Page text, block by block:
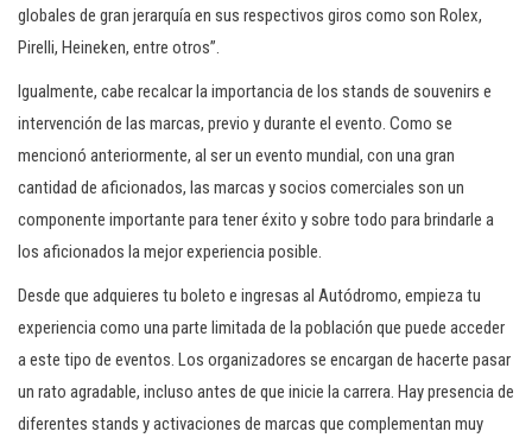
globales de gran jerarquía en sus respectivos giros como son Rolex,
Pirelli, Heineken, entre otros”.
Igualmente, cabe recalcar la importancia de los stands de souvenirs e
intervención de las marcas, previo y durante el evento. Como se
mencionó anteriormente, al ser un evento mundial, con una gran
cantidad de aficionados, las marcas y socios comerciales son un
componente importante para tener éxito y sobre todo para brindarle a
los aficionados la mejor experiencia posible.
Desde que adquieres tu boleto e ingresas al Autódromo, empieza tu
experiencia como una parte limitada de la población que puede acceder
a este tipo de eventos. Los organizadores se encargan de hacerte pasar
un rato agradable, incluso antes de que inicie la carrera. Hay presencia de
diferentes stands y activaciones de marcas que complementan muy